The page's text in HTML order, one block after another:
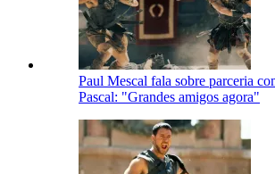
Paul Mescal fala sobre parceria
Pascal: "Grandes amigos agora"